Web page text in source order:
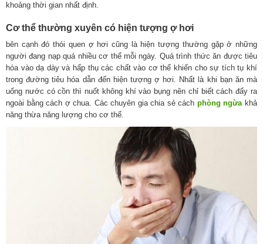
khoảng thời gian nhất định.
Cơ thể thường xuyên có hiện tượng ợ hơi
bên cạnh đó thói quen ợ hơi cũng là hiện tượng thường gặp ở những
người đang nạp quá nhiều cơ thể mỗi ngày. Quá trình thức ăn được tiêu
hóa vào dạ dày và hấp thụ các chất vào cơ thể khiến cho sự tích tụ khí
trong đường tiêu hóa dẫn đến hiện tượng ợ hơi. Nhất là khi bạn ăn mà
uống nước có cồn thì nuốt không khí vào bụng nên chỉ biết cách đẩy ra
ngoài bằng cách ợ chua. Các chuyên gia chia sẻ cách phòng ngừakhả
năng thừa năng lượng cho cơ thể.